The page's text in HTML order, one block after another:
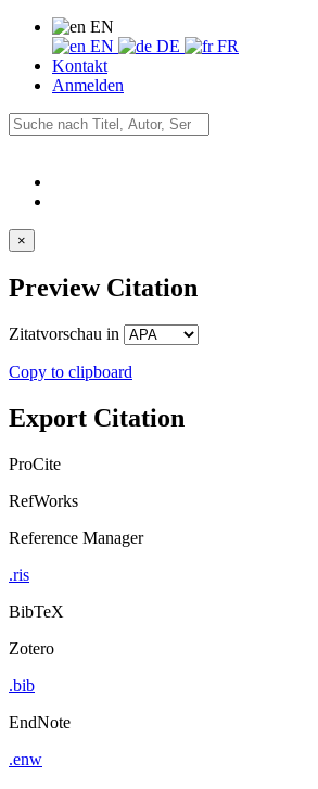
EN
EN
DE
FR
Kontakt
Anmelden
×
Preview Citation
Zitatvorschau in
Copy to clipboard
Export Citation
ProCite
RefWorks
Reference Manager
.ris
BibTeX
Zotero
.bib
EndNote
.enw